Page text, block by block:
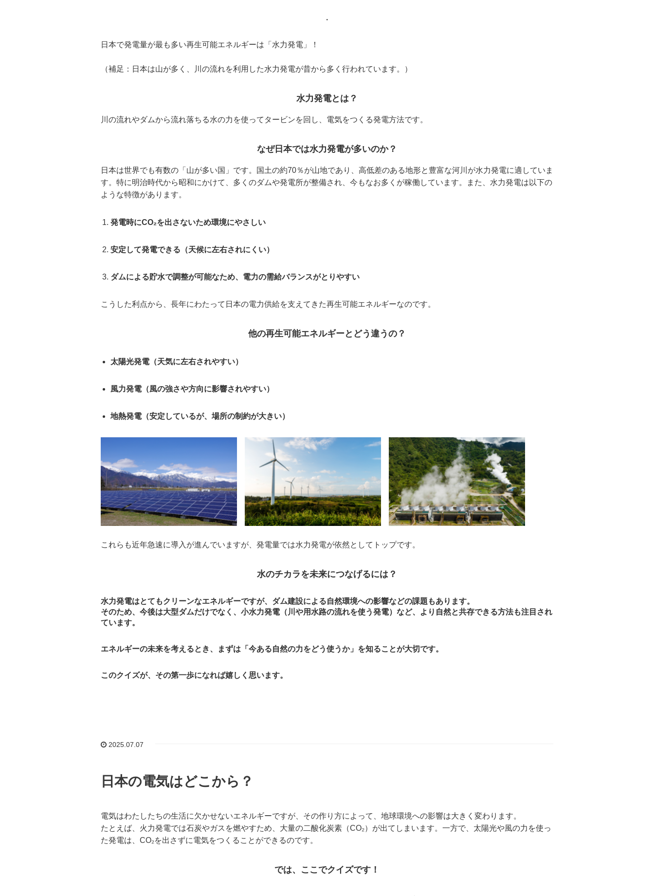
・
日本で発電量が最も多い再生可能エネルギーは「水力発電」！
（補足：日本は山が多く、川の流れを利用した水力発電が昔から多く行われています。）
水力発電とは？
川の流れやダムから流れ落ちる水の力を使ってタービンを回し、電気をつくる発電方法です。
なぜ日本では水力発電が多いのか？
日本は世界でも有数の「山が多い国」です。国土の約70％が山地であり、 高低差のある地形と豊富な河川 が水力発電に適していま
す。特に明治時代から昭和にかけて、多くのダムや発電所が整備され、今もなお多くが稼働しています。また、水力発電は以下の
ような特徴があります。
発電時にCO₂を出さないため環境にやさしい
安定して発電できる（天候に左右されにくい）
ダムによる貯水で調整が可能なため、電力の需給バランスがとりやすい
こうした利点から、長年にわたって日本の電力供給を支えてきた再生可能エネルギーなのです。
他の再生可能エネルギーとどう違うの？
太陽光発電（天気に左右されやすい）
風力発電（風の強さや方向に影響されやすい）
地熱発電（安定しているが、場所の制約が大きい）
これらも近年急速に導入が進んでいますが、発電量では水力発電が依然としてトップです。
水のチカラを未来につなげるには？
水力発電はとてもクリーンなエネルギーですが、ダム建設による自然環境への影響などの課題もあります。
そのため、今後は大型ダムだけでなく、小水力発電（川や用水路の流れを使う発電）など、より自然と共存できる方法も注目され
ています。
エネルギーの未来を考えるとき、まずは「今ある自然の力をどう使うか」を知ることが大切です。
このクイズが、その第一歩になれば嬉しく思います。
2025.07.07
日本の電気はどこから？
電気はわたしたちの生活に欠かせないエネルギーですが、その作り方によって、地球環境への影響は大きく変わります。
たとえば、火力発電では石炭やガスを燃やすため、大量の二酸化炭素（CO₂）が出てしまいます。一方で、太陽光や風の力を使っ
た発電は、CO₂を出さずに電気をつくることができるのです。
では、ここでクイズです！